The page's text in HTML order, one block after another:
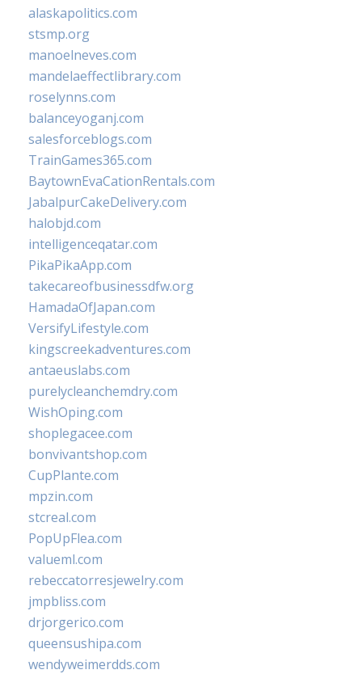
alaskapolitics.com
stsmp.org
manoelneves.com
mandelaeffectlibrary.com
roselynns.com
balanceyoganj.com
salesforceblogs.com
TrainGames365.com
BaytownEvaCationRentals.com
JabalpurCakeDelivery.com
halobjd.com
intelligenceqatar.com
PikaPikaApp.com
takecareofbusinessdfw.org
HamadaOfJapan.com
VersifyLifestyle.com
kingscreekadventures.com
antaeuslabs.com
purelycleanchemdry.com
WishOping.com
shoplegacee.com
bonvivantshop.com
CupPlante.com
mpzin.com
stcreal.com
PopUpFlea.com
valueml.com
rebeccatorresjewelry.com
jmpbliss.com
drjorgerico.com
queensushipa.com
wendyweimerdds.com